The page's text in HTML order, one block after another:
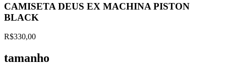
CAMISETA DEUS EX MACHINA PISTON
BLACK
R$330,00
tamanho